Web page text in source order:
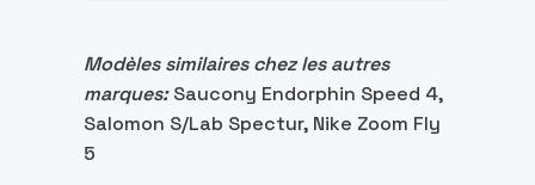
Modèles similaires chez les autres
marques:Saucony Endorphin Speed 4,
Salomon S/Lab Spectur, Nike Zoom Fly
5